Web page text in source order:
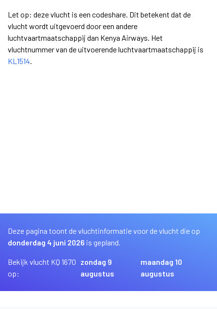
Let op: deze vlucht is een codeshare. Dit betekent dat de
vlucht wordt uitgevoerd door een andere
luchtvaartmaatschappij dan Kenya Airways. Het
vluchtnummer van de uitvoerende luchtvaartmaatschappij is
KL1514.
Deze pagina toont de vluchtinformatie voor de vlucht die op
donderdag 4 juni 2026 is gepland.
Bekijk vlucht KQ 1670
op:
zondag 9
augustus
maandag 10
augustus